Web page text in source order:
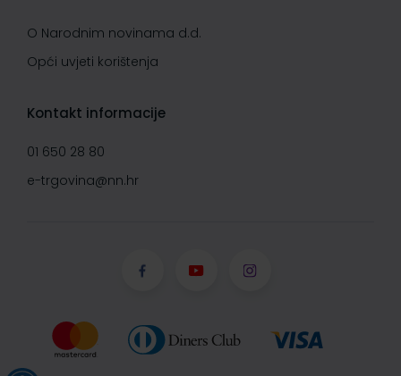
O Narodnim novinama d.d.
Opći uvjeti korištenja
Kontakt informacije
01 650 28 80
e-trgovina@nn.hr